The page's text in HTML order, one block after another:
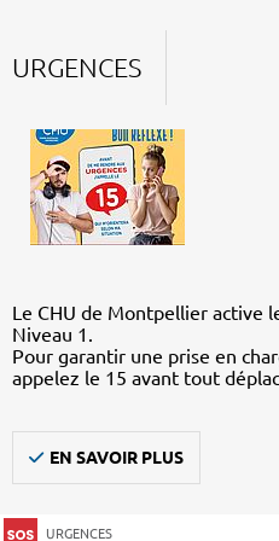
URGENCES
Le CHU de Montpellier active
Niveau 1.
Pour garantir une prise en
appelez le 15 avant tout
EN SAVOIR PLUS
URGENCES